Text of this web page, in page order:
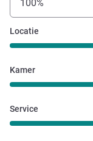
100%
Locatie
Kamer
Service